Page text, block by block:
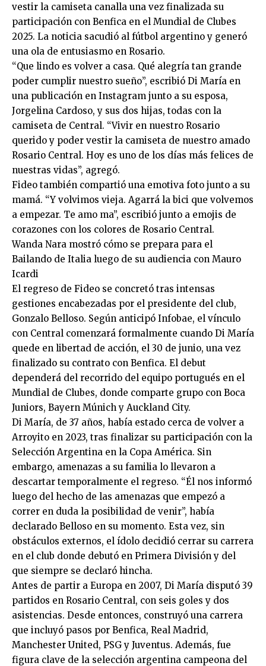
vestir la camiseta canalla una vez finalizada su
participación con Benfica en el Mundial de Clubes
2025. La noticia sacudió al fútbol argentino y generó
una ola de entusiasmo en Rosario.
“Que lindo es volver a casa. Qué alegría tan grande
poder cumplir nuestro sueño”, escribió Di María en
una publicación en Instagram junto a su esposa,
Jorgelina Cardoso, y sus dos hijas, todas con la
camiseta de Central. “Vivir en nuestro Rosario
querido y poder vestir la camiseta de nuestro amado
Rosario Central. Hoy es uno de los días más felices de
nuestras vidas”, agregó.
Fideo también compartió una emotiva foto junto a su
mamá. “Y volvimos vieja. Agarrá la bici que volvemos
a empezar. Te amo ma”, escribió junto a emojis de
corazones con los colores de Rosario Central.
Wanda Nara mostró cómo se prepara para el
Bailando de Italia luego de su audiencia con Mauro
Icardi
El regreso de Fideo se concretó tras intensas
gestiones encabezadas por el presidente del club,
Gonzalo Belloso. Según anticipó Infobae, el vínculo
con Central comenzará formalmente cuando Di María
quede en libertad de acción, el 30 de junio, una vez
finalizado su contrato con Benfica. El debut
dependerá del recorrido del equipo portugués en el
Mundial de Clubes, donde comparte grupo con Boca
Juniors, Bayern Múnich y Auckland City.
Di María, de 37 años, había estado cerca de volver a
Arroyito en 2023, tras finalizar su participación con la
Selección Argentina en la Copa América. Sin
embargo, amenazas a su familia lo llevaron a
descartar temporalmente el regreso. “Él nos informó
luego del hecho de las amenazas que empezó a
correr en duda la posibilidad de venir”, había
declarado Belloso en su momento. Esta vez, sin
obstáculos externos, el ídolo decidió cerrar su carrera
en el club donde debutó en Primera División y del
que siempre se declaró hincha.
Antes de partir a Europa en 2007, Di María disputó 39
partidos en Rosario Central, con seis goles y dos
asistencias. Desde entonces, construyó una carrera
que incluyó pasos por Benfica, Real Madrid,
Manchester United, PSG y Juventus. Además, fue
figura clave de la selección argentina campeona del